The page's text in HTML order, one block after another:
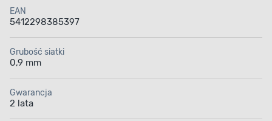
EAN
5412298385397
Grubość siatki
0,9 mm
Gwarancja
2 lata